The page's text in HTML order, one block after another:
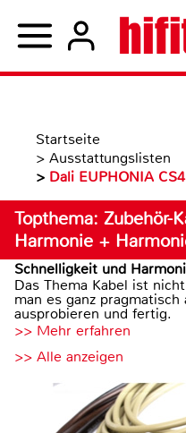
Startseite
> Ausstattungslisten
> Dali EUPHONIA CS4
Topthema: Zubehör-
Harmonie +
Schnelligkeit und
Das Thema Kabel ist
man es ganz
ausprobieren und fertig.
>> Mehr erfahren
>> Alle anzeigen